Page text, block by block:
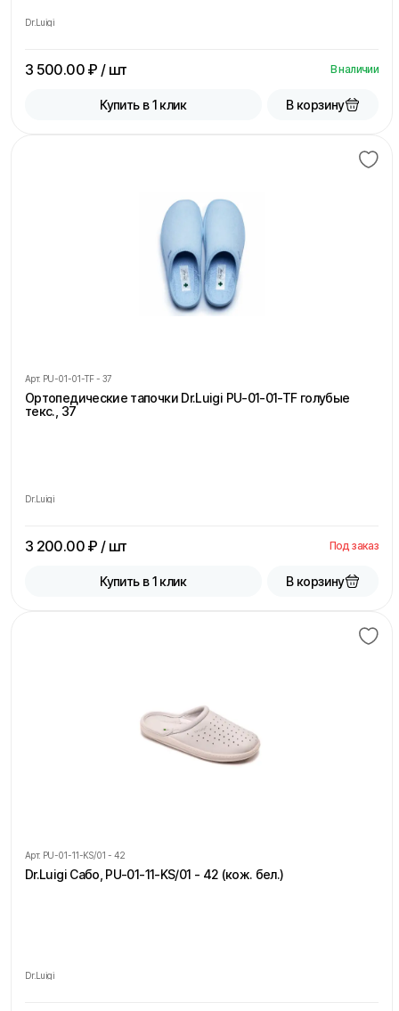
Dr.Luigi
3 500.00₽ / шт В наличии
Купить в 1 клик В корзину
Арт. PU-01-01-TF - 37
Ортопедические тапочки Dr.Luigi PU-01-01-TF голубые
текс., 37
Dr.Luigi
3 200.00₽ / шт Под заказ
Купить в 1 клик В корзину
Арт. PU-01-11-KS/01 - 42
Dr.Luigi Сабо, PU-01-11-KS/01 - 42 (кож. бел.)
Dr.Luigi